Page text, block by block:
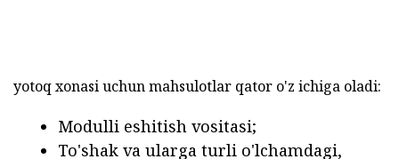
yotoq xonasi uchun mahsulotlar qator o'z ichiga oladi:
Modulli eshitish vositasi;
To'shak va ularga turli o'lchamdagi,